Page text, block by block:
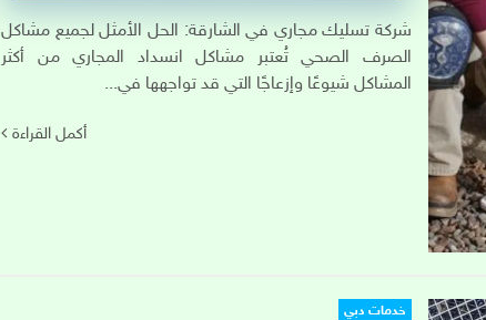
شركة تسليك مجاري في الشارقة: الحل الأمثل لجميع مشاكل
الصرف الصحي تُعتبر مشاكل انسداد المجاري من أكثر
المشاكل شيوعًا وإزعاجًا التي قد تواجهها في...
أكمل القراءة
خدمات دبي